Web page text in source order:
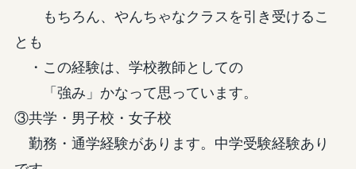
もちろん、やんちゃなクラスを引き受けるこ
とも
・この経験は、学校教師としての
「強み」かなって思っています。
③共学・男子校・女子校
勤務・通学経験があります。中学受験経験あり